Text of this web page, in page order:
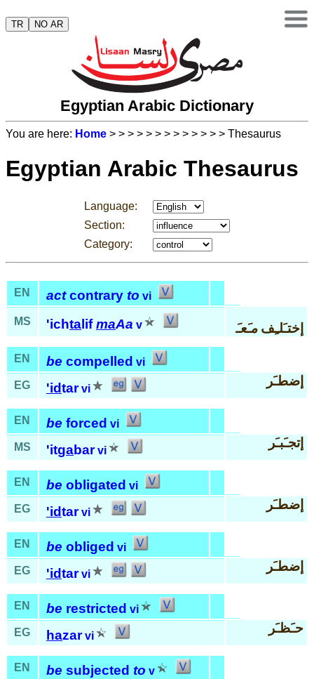
TR NO AR
Egyptian Arabic Dictionary
You are here: Home > > > > > > > > > > > > > Thesaurus
Egyptian Arabic Thesaurus
Language:
Section:
Category:
EN actcontrary to vi
MS 'ichta lifmaAa v إختـَلـِفمـَعـَ
EN be compelled vi
EG
'idtar vi
إضطـَر
EN be forced vi
MS
'itgabar vi
إتجـَبـَر
EN be obligated vi
EG
'idtar vi
إضطـَر
EN be obliged vi
EG
'idtar vi
إضطـَر
EN be restricted vi
EG
hazar vi
حـَظـَر
EN be subjected to v